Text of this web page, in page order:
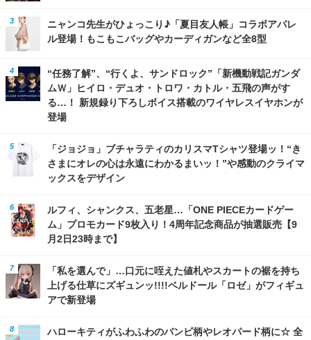
ニャンコ先生がひょっこり♪「夏目友人帳」コラボアパレ
ル登場！もこもこバッグやカーディガンなど全8型
“任務了解”、“行くよ、サンドロック”「新機動戦記ガンダ
ムＷ」ヒイロ・デュオ・トロワ・カトル・五飛の声がす
る…！ 新規録り下ろしボイス搭載のワイヤレスイヤホンが
登場
「ジョジョ」ブチャラティのカリスマTシャツ登場ッ！“き
さまにオレの心は永遠にわかるまいッ！”や感動のクライマ
ックスをデザイン
ルフィ、シャンクス、五老星…「ONE PIECEカードゲー
ム」プロモカード9枚入り！4周年記念商品が抽選販売【9
月2日23時まで】
「私を選んで」…口元に咥えた値札やスカートの裾を持ち
上げる仕草にズギュンッ!!!!ベルドール「ロゼ」がフィギュ
アで新登場
ハローキティがふわふわのバンビ柄やレオパード柄に☆ 全